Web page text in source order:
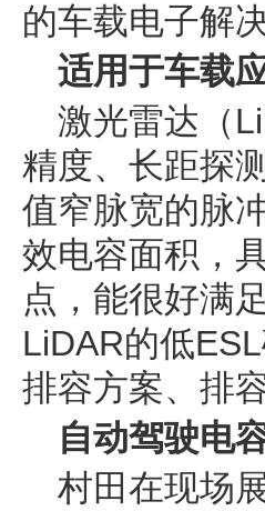
的车载电子解
适用于车载
激光雷达（
精度、长距探
值窄脉宽的脉
效电容面积，
点，能很好满
LiDAR的低
排容方案、排
自动驾驶电
村田在现场